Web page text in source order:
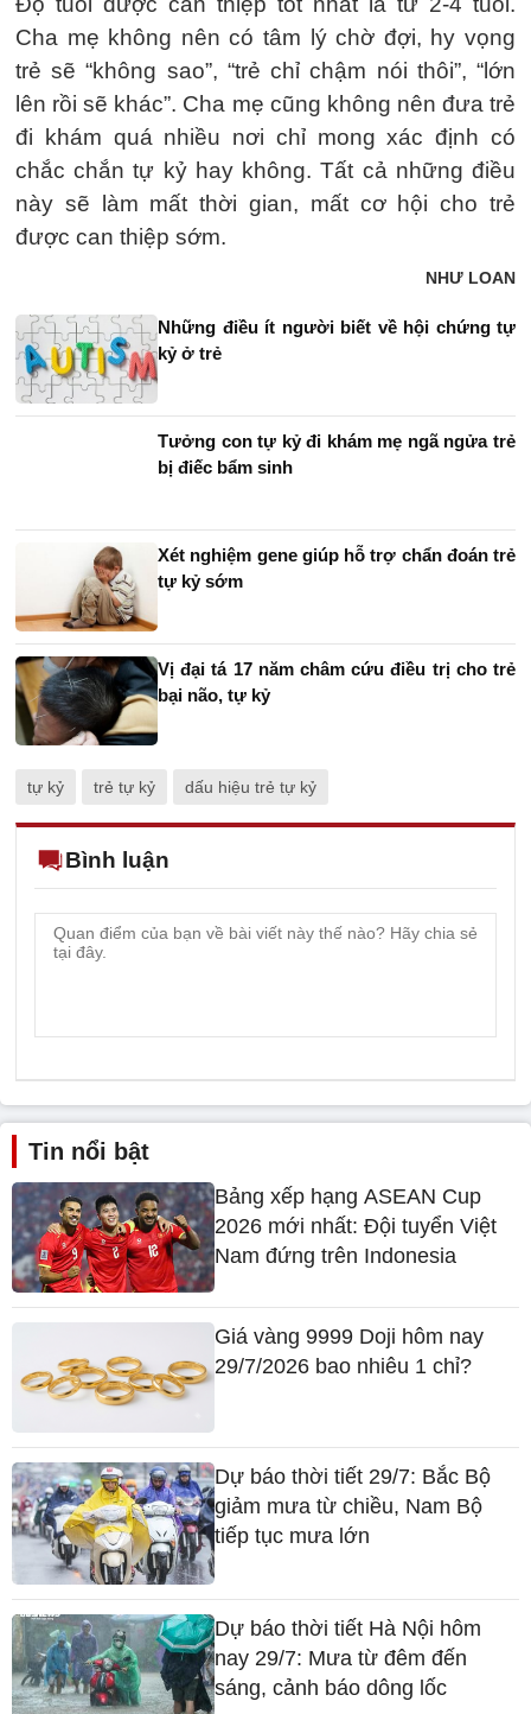
Cha mẹ không nên có tâm lý chờ đợi, hy vọng
trẻ sẽ “không sao”, “trẻ chỉ chậm nói thôi”, “lớn
lên rồi sẽ khác”. Cha mẹ cũng không nên đưa trẻ
đi khám quá nhiều nơi chỉ mong xác định có
chắc chắn tự kỷ hay không. Tất cả những điều
này sẽ làm mất thời gian, mất cơ hội cho trẻ
được can thiệp sớm.
NHƯ LOAN
Những điều ít người biết về hội chứng tự
kỷ ở trẻ
Tưởng con tự kỷ đi khám mẹ ngã ngửa trẻ
bị điếc bẩm sinh
Xét nghiệm gene giúp hỗ trợ chẩn đoán trẻ
tự kỷ sớm
Vị đại tá 17 năm châm cứu điều trị cho trẻ
bại não, tự kỷ
tự kỷ trẻ tự kỷ dấu hiệu trẻ tự kỷ
Bình luận
Tin nổi bật
Bảng xếp hạng ASEAN Cup
2026 mới nhất: Đội tuyển Việt
Nam đứng trên Indonesia
Giá vàng 9999 Doji hôm nay
29/7/2026 bao nhiêu 1 chỉ?
Dự báo thời tiết 29/7: Bắc Bộ
giảm mưa từ chiều, Nam Bộ
tiếp tục mưa lớn
Dự báo thời tiết Hà Nội hôm
nay 29/7: Mưa từ đêm đến
sáng, cảnh báo dông lốc